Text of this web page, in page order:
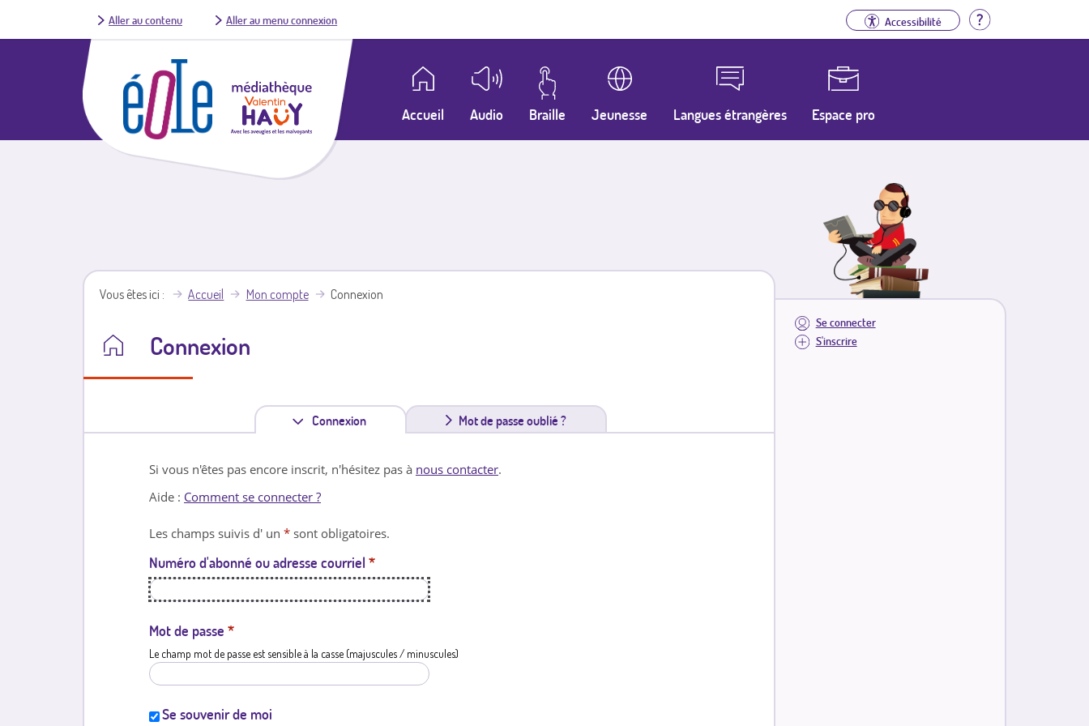
Aller au contenu Aller au menu connexion Accessibilité Aide
Accueil Audio Braille Jeunesse Langues étrangères Espace pro
Se connecter
S'inscrire
Vous êtes ici Accueil Mon compte Connexion
Connexion
Connexion
n
l
e
Mot de passe oublié ?
Si vous n'êtes pas encore inscrit, n'hésitez pas à nous contacter.
Aide : Comment se connecter ?
Les champs suivis d' un * sont obligatoires.
Numéro d'abonné ou adresse courriel *
Mot de passe *
Le champ mot de passe est sensible à la casse (majuscules / minuscules)
Se souvenir de moi